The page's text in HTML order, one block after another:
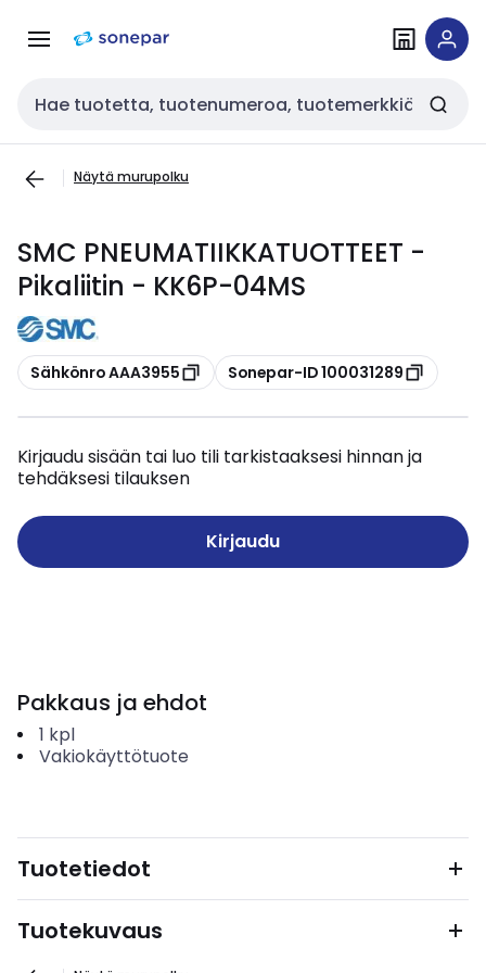
navigointiinsisältöön
Haku
Näytä murupolku
SMC PNEUMATIIKKATUOTTEET -
Pikaliitin - KK6P-04MS
Kopioi
Sähkönro AAA3955 Kopioi
Sonepar-ID 100031289
Kirjaudu sisään tai luo tili tarkistaaksesi hinnan ja
tehdäksesi tilauksen
Kirjaudu
Pakkaus ja ehdot
1 kpl
Vakiokäyttötuote
Tuotetiedot
Tuotekuvaus